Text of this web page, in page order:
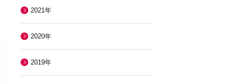
2021年
2020年
2019年